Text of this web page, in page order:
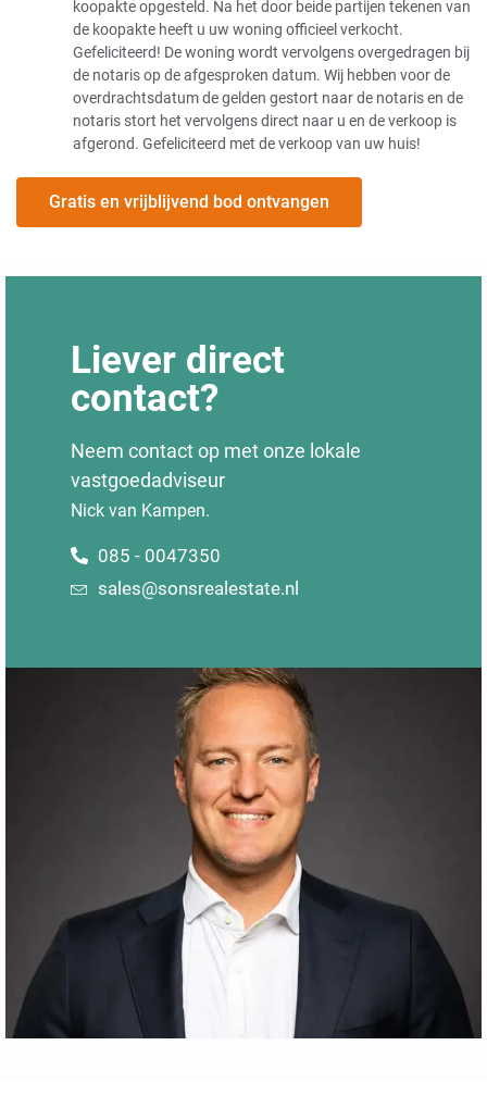
koopakte opgesteld. Na het door beide partijen tekenen van
de koopakte heeft u uw woning officieel verkocht.
Gefeliciteerd! De woning wordt vervolgens overgedragen bij
de notaris op de afgesproken datum. Wij hebben voor de
overdrachtsdatum de gelden gestort naar de notaris en de
notaris stort het vervolgens direct naar u en de verkoop is
afgerond. Gefeliciteerd met de verkoop van uw huis!
Gratis en vrijblijvend bod ontvangen
Liever direct
contact?
Neem contact op met onze lokale
vastgoedadviseur
Nick van Kampen.
085 - 0047350
sales@sonsrealestate.nl